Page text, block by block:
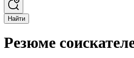
Найти
Резюме